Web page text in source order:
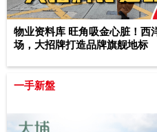
物业资料库 旺角吸金心脏！西
场，大招牌打造品牌旗舰地标
一手新盤